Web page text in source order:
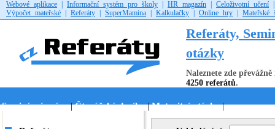
Webové aplikace Informační systém pro školy HR magazín Celoživotní učení
Výpočet mateřské
Referáty SuperMamina Kalkulačky Online hry Mateřské
Referáty,
otázky
Naleznete zde
4250 referátů.
Seminární práce|Čtenářské deníky|Maturitní otázky|